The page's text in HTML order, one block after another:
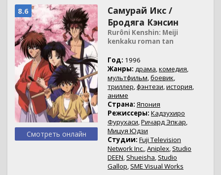
8.6
Смотреть онлайн
Самурай Икс /
Бродяга Кэнсин
Rurôni Kenshin: Meiji
kenkaku roman tan
Год: 1996
Жанры: драма,комедия,
мультфильм,боевик,
триллер,фэнтези,история,
аниме
Страна: Япония
Режиссеры: Кадзухиро
Фурухаси,Ричард Эпкар,
Мицуя Юдзи
Студии: Fuji Television
Network Inc.,Aniplex,Studio
DEEN,Shueisha,Studio
Gallop,SME Visual Works